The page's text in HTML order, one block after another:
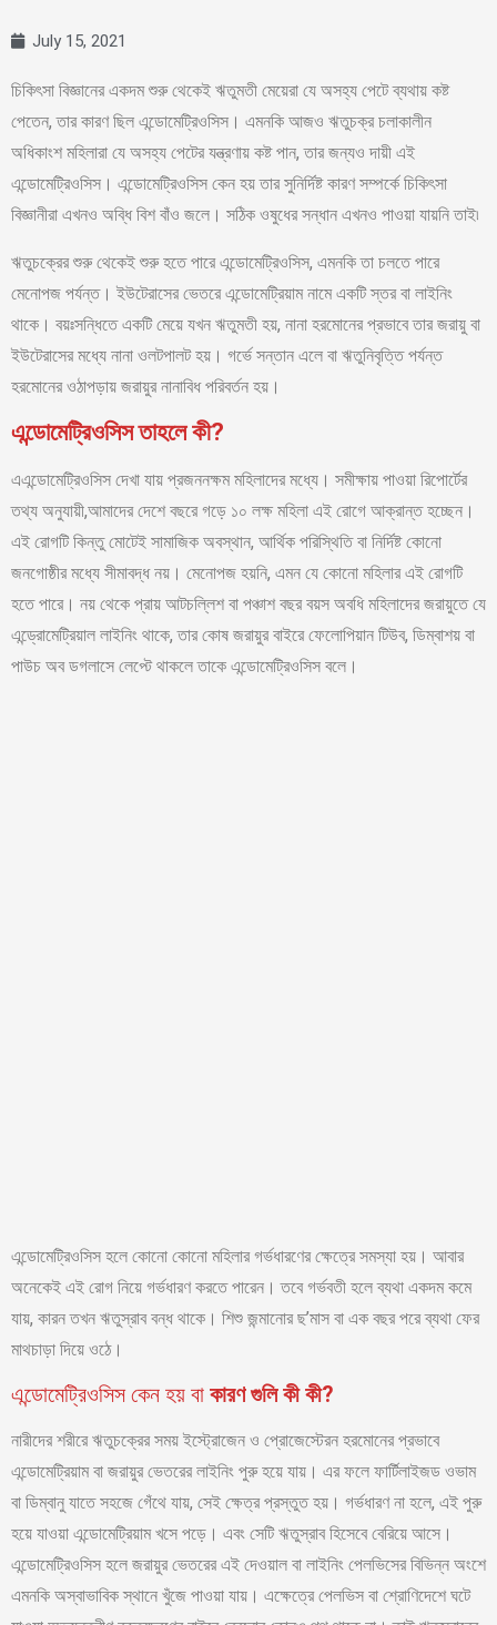
July 15, 2021
চিকিৎসা বিজ্ঞানের একদম শুরু থেকেই ঋতুমতী মেয়েরা যে অসহ্য পেটে ব্যথায় কষ্ট
পেতেন, তার কারণ ছিল এন্ডোমেট্রিওসিস। এমনকি আজও ঋতুচক্র চলাকালীন
অধিকাংশ মহিলারা যে অসহ্য পেটের যন্ত্রণায় কষ্ট পান, তার জন্যও দায়ী এই
এন্ডোমেট্রিওসিস। এন্ডোমেট্রিওসিস কেন হয় তার সুনির্দিষ্ট কারণ সম্পর্কে চিকিৎসা
বিজ্ঞানীরা এখনও অব্ধি বিশ বাঁও জলে। সঠিক ওষুধের সন্ধান এখনও পাওয়া যায়নি তাই৷
ঋতুচক্রের শুরু থেকেই শুরু হতে পারে এন্ডোমেট্রিওসিস, এমনকি তা চলতে পারে
মেনোপজ পর্যন্ত। ইউটেরাসের ভেতরে এন্ডোমেট্রিয়াম নামে একটি স্তর বা লাইনিং
থাকে। বয়ঃসন্ধিতে একটি মেয়ে যখন ঋতুমতী হয়, নানা হরমোনের প্রভাবে তার জরায়ু বা
ইউটেরাসের মধ্যে নানা ওলটপালট হয়। গর্ভে সন্তান এলে বা ঋতুনিবৃত্তি পর্যন্ত
হরমোনের ওঠাপড়ায় জরায়ুর নানাবিধ পরিবর্তন হয়।
এন্ডোমেট্রিওসিস তাহলে কী?
এএন্ডোমেট্রিওসিস দেখা যায় প্রজননক্ষম মহিলাদের মধ্যে। সমীক্ষায় পাওয়া রিপোর্টের
তথ্য অনুযায়ী,আমাদের দেশে বছরে গড়ে ১০ লক্ষ মহিলা এই রোগে আক্রান্ত হচ্ছেন।
এই রোগটি কিন্তু মোটেই সামাজিক অবস্থান, আর্থিক পরিস্থিতি বা নির্দিষ্ট কোনো
জনগোষ্ঠীর মধ্যে সীমাবদ্ধ নয়। মেনোপজ হয়নি, এমন যে কোনো মহিলার এই রোগটি
হতে পারে। নয় থেকে প্রায় আটচল্লিশ বা পঞ্চাশ বছর বয়স অবধি মহিলাদের জরায়ুতে যে
এন্ড্রোমেট্রিয়াল লাইনিং থাকে, তার কোষ জরায়ুর বাইরে ফেলোপিয়ান টিউব, ডিম্বাশয় বা
পাউচ অব ডগলাসে লেপ্টে থাকলে তাকে এন্ডোমেট্রিওসিস বলে।
এন্ডোমেট্রিওসিস হলে কোনো কোনো মহিলার গর্ভধারণের ক্ষেত্রে সমস্যা হয়। আবার
অনেকেই এই রোগ নিয়ে গর্ভধারণ করতে পারেন। তবে গর্ভবতী হলে ব্যথা একদম কমে
যায়, কারন তখন ঋতুস্রাব বন্ধ থাকে। শিশু জন্মানোর ছ’মাস বা এক বছর পরে ব্যথা ফের
মাথচাড়া দিয়ে ওঠে।
এন্ডোমেট্রিওসিস কেন হয় বা কারণ গুলি কী কী?
নারীদের শরীরে ঋতুচক্রের সময় ইস্ট্রোজেন ও প্রোজেস্টেরন হরমোনের প্রভাবে
এন্ডোমেট্রিয়াম বা জরায়ুর ভেতরের লাইনিং পুরু হয়ে যায়। এর ফলে ফার্টিলাইজড ওভাম
বা ডিম্বানু যাতে সহজে গেঁথে যায়, সেই ক্ষেত্র প্রস্তুত হয়। গর্ভধারণ না হলে, এই পুরু
হয়ে যাওয়া এন্ডোমেট্রিয়াম খসে পড়ে। এবং সেটি ঋতুস্রাব হিসেবে বেরিয়ে আসে।
এন্ডোমেট্রিওসিস হলে জরায়ুর ভেতরের এই দেওয়াল বা লাইনিং পেলভিসের বিভিন্ন অংশে
এমনকি অস্বাভাবিক স্থানে খুঁজে পাওয়া যায়। এক্ষেত্রে পেলভিস বা শ্রোণিদেশে ঘটে